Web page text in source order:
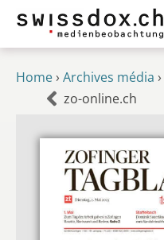
Home› Archives média ›
zo-online.ch